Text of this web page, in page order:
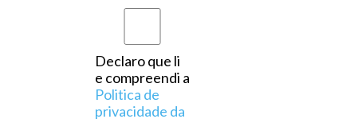
Declaro que li
e compreendi a
Politica de
privacidade da
primeiro
banco do
país a
operar
exclusivamente